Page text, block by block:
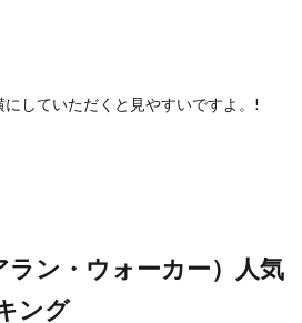
していただくと見やすいですよ。!
ラン・ウォーカー）人気
ング